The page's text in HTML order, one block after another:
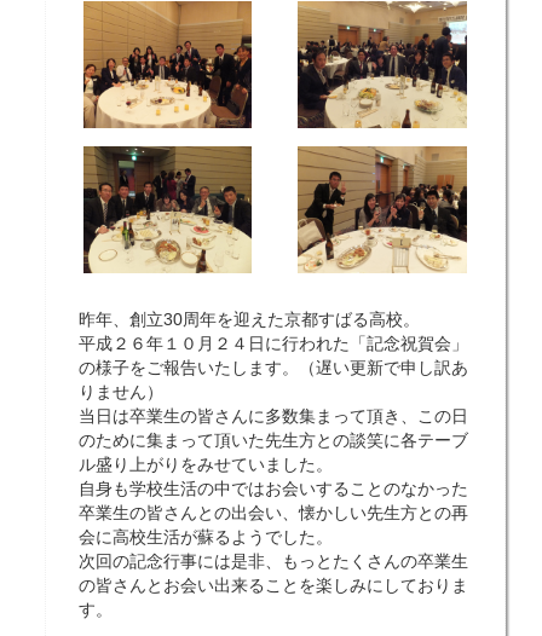
昨年、創立30周年を迎えた京都すばる高校。
平成２６年１０月２４日に行われた「記念祝賀会」
の様子をご報告いたします。（遅い更新で申し訳あ
りません）
当日は卒業生の皆さんに多数集まって頂き、この日
のために集まって頂いた先生方との談笑に各テーブ
ル盛り上がりをみせていました。
自身も学校生活の中ではお会いすることのなかった
卒業生の皆さんとの出会い、懐かしい先生方との再
会に高校生活が蘇るようでした。
次回の記念行事には是非、もっとたくさんの卒業生
の皆さんとお会い出来ることを楽しみにしておりま
す。